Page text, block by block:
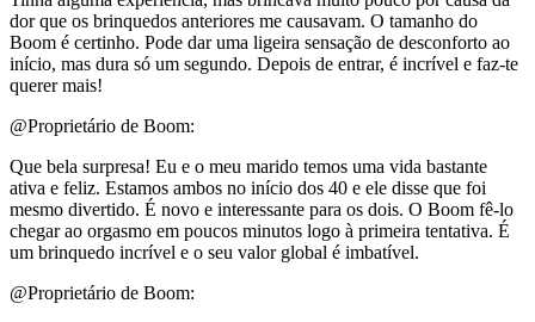
dor que os brinquedos anteriores me causavam. O tamanho do
Boom é certinho. Pode dar uma ligeira sensação de desconforto ao
início, mas dura só um segundo. Depois de entrar, é incrível e faz-te
querer mais!
@Proprietário de Boom:
Que bela surpresa! Eu e o meu marido temos uma vida bastante
ativa e feliz. Estamos ambos no início dos 40 e ele disse que foi
mesmo divertido. É novo e interessante para os dois. O Boom fê-lo
chegar ao orgasmo em poucos minutos logo à primeira tentativa. É
um brinquedo incrível e o seu valor global é imbatível.
@Proprietário de Boom: